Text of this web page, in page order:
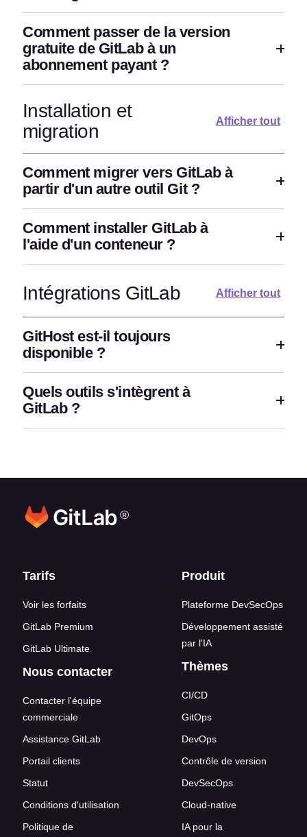
Comment passer de la version
gratuite de GitLab à un
abonnement payant ?
Installation et
migration
Afficher tout
Comment migrer vers GitLab à
partir d'un autre outil Git ?
Comment installer GitLab à
l'aide d'un conteneur ?
Intégrations GitLab Afficher tout
GitHost est-il toujours
disponible ?
Quels outils s'intègrent à
GitLab ?
®
Liens en bas de page
Tarifs
Voir les forfaits
GitLab Premium
GitLab Ultimate
Nous contacter
Contacter l'équipe
commerciale
Assistance GitLab
Portail clients
Statut
Conditions d'utilisation
Politique de
Produit
Plateforme DevSecOps
Développement assisté
par l'IA
Thèmes
CI/CD
GitOps
DevOps
Contrôle de version
DevSecOps
Cloud-native
IA pour la